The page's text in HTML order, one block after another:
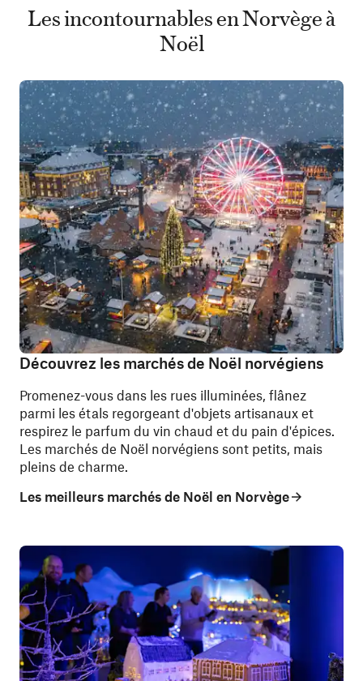
Les incontournables en Norvège à
Noël
Découvrez les marchés de Noël norvégiens
Promenez-vous dans les rues illuminées, flânez
parmi les étals regorgeant d'objets artisanaux et
respirez le parfum du vin chaud et du pain d'épices.
Les marchés de Noël norvégiens sont petits, mais
pleins de charme.
Les meilleurs marchés de Noël en Norvège